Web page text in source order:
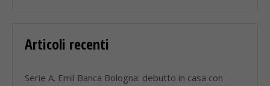
Articoli recenti
Serie A. Emil Banca Bologna: debutto in casa con